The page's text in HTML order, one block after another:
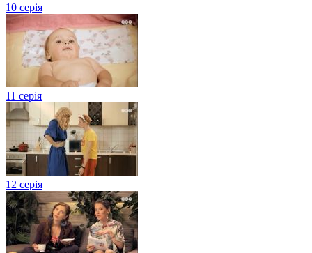
10 серія
11 серія
12 серія